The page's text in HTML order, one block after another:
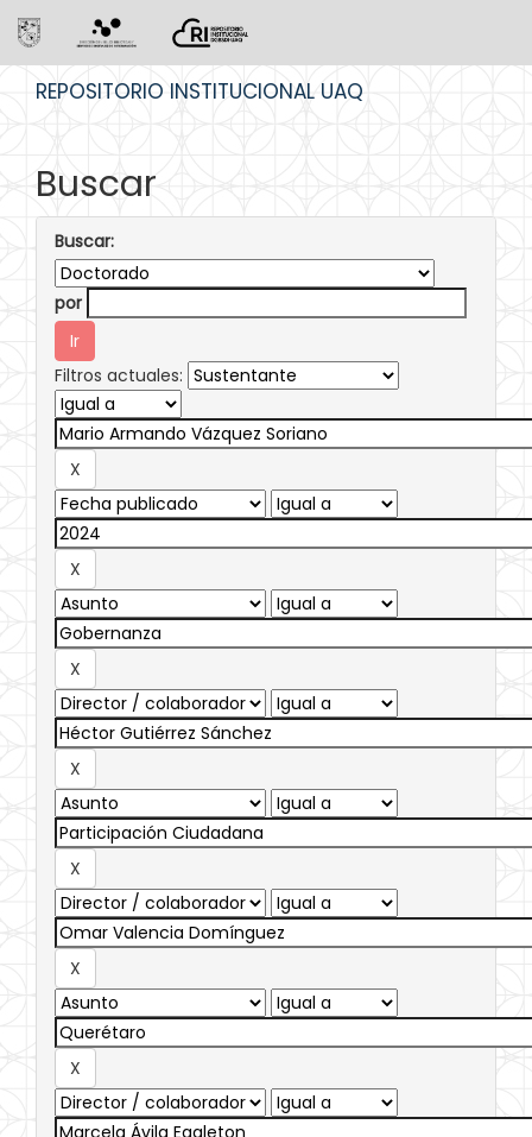
REPOSITORIO INSTITUCIONAL UAQ
Buscar
Buscar:
por
Filtros actuales: